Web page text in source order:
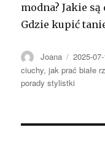
modna? Jakie
Gdzie kupić
Autor
Joana 2025-
ciuchy,jak prać białe
porady stylistki